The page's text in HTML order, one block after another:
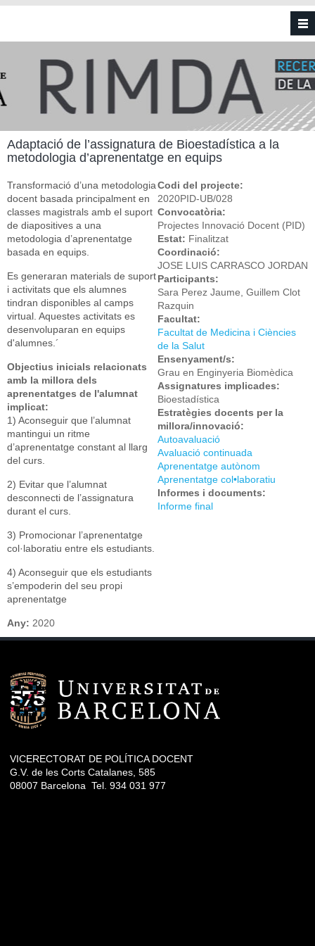
Vés al contingut
Adaptació de l’assignatura de Bioestadística a la
metodologia d’aprenentatge en equips
Transformació d’una metodologia
docent basada principalment en
classes magistrals amb el suport
de diapositives a una
metodologia d’aprenentatge
basada en equips.
Es generaran materials de suport
i activitats que els alumnes
tindran disponibles al camps
virtual. Aquestes activitats es
desenvoluparan en equips
d'alumnes.´
Objectius inicials relacionats
amb la millora dels
aprenentatges de l'alumnat
implicat:
1) Aconseguir que l’alumnat
mantingui un ritme
d’aprenentatge constant al llarg
del curs.
2) Evitar que l’alumnat
desconnecti de l’assignatura
durant el curs.
3) Promocionar l’aprenentatge
col·laboratiu entre els estudiants.
4) Aconseguir que els estudiants
s’empoderin del seu propi
aprenentatge
Codi del projecte:
2020PID-UB/028
Convocatòria:
Projectes Innovació Docent (PID)
Estat: Finalitzat
Coordinació:
JOSE LUIS CARRASCO JORDAN
Participants:
Sara Perez Jaume, Guillem Clot
Razquin
Facultat:
Facultat de Medicina i Ciències
de la Salut
Ensenyament/s:
Grau en Enginyeria Biomèdica
Assignatures implicades:
Bioestadística
Estratègies docents per la
millora/innovació:
Autoavaluació
Avaluació continuada
Aprenentatge autònom
Aprenentatge col•laboratiu
Informes i documents:
Informe final
Any: 2020
VICERECTORAT DE POLÍTICA DOCENT
G.V. de les Corts Catalanes, 585
08007 Barcelona Tel. 934 031 977